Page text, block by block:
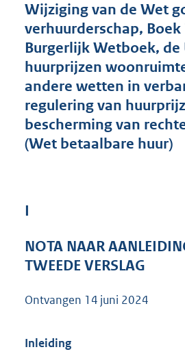
t
t
:
Wijziging van de Wet
verhuurderschap,
Burgerlijk Wetboek,
huurprijzen
andere wetten in
regulering van
bescherming van
(Wet betaalbare huur)
I
NOTA NAAR
TWEEDE VERSLAG
Ontvangen 14 juni 2024
Inleiding